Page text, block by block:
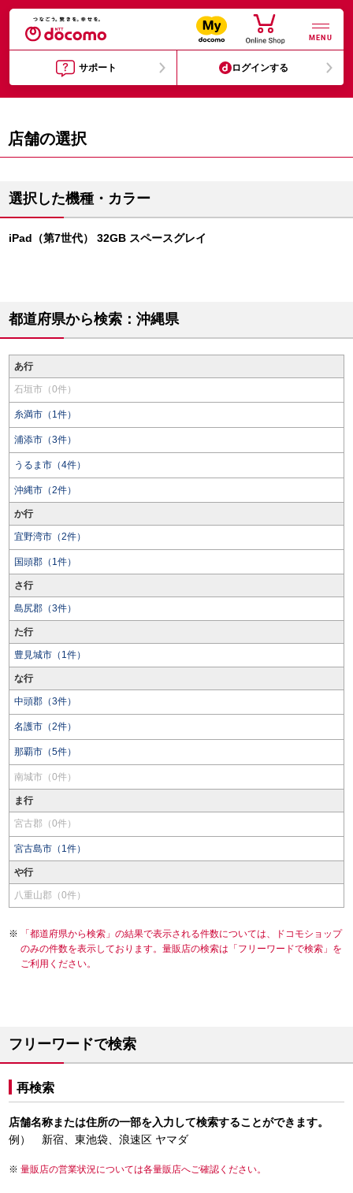
MENU
サポート ログインする
店舗の選択
選択した機種・カラー
iPad（第7世代） 32GB スペースグレイ
都道府県から検索：沖縄県
あ行
石垣市（0件）
糸満市（1件）
浦添市（3件）
うるま市（4件）
沖縄市（2件）
か行
宜野湾市（2件）
国頭郡（1件）
さ行
島尻郡（3件）
た行
豊見城市（1件）
な行
中頭郡（3件）
名護市（2件）
那覇市（5件）
南城市（0件）
ま行
宮古郡（0件）
宮古島市（1件）
や行
八重山郡（0件）
「都道府県から検索」の結果で表示される件数については、ドコモショップ
のみの件数を表示しております。量販店の検索は「フリーワードで検索」を
ご利用ください。
フリーワードで検索
再検索
店舗名称または住所の一部を入力して検索することができます。
例） 新宿、東池袋、浪速区 ヤマダ
量販店の営業状況については各量販店へご確認ください。